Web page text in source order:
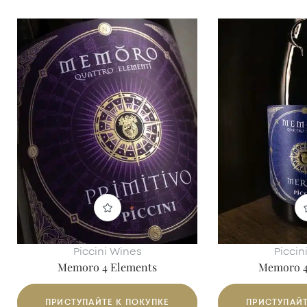
Piccini Wines
Memoro 4 Elements
ПРИСТУПАЙТЕ К ПОКУПКЕ
Memoro